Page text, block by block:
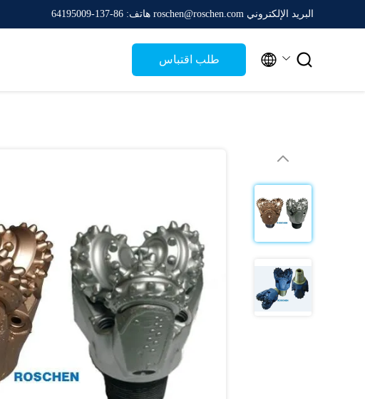
البريد الإلكتروني roschen@roschen.com هاتف: 86-137-64195009
طلب اقتباس  